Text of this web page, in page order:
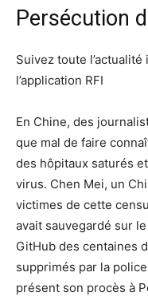
Persécution
Suivez toute
l’application RFI
En Chine, des
que mal de faire
des hôpitaux saturés
virus. Chen Mei, un
victimes de cette
avait sauvegardé sur
GitHub des centaines
supprimés par la
présent son procès à